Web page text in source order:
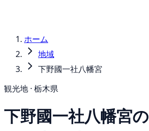
ホーム
地域
下野國一社八幡宮
観光地 · 栃木県
下野國一社八幡宮の